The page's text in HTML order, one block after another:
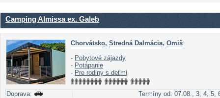
Camping Almissa ex. Galeb
Chorvátsko, Stredná Dalmácia, Omiš
- Pobytové zájazdy
- Potápanie
- Pre rodiny s deťmi
Doprava: Termíny od: 07.08., 3, 4, 5,